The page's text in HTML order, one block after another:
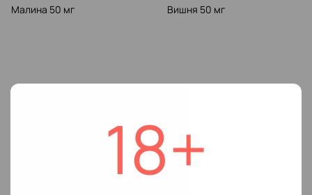
18+
Набір Рідини Chaser For Pods
Хіт